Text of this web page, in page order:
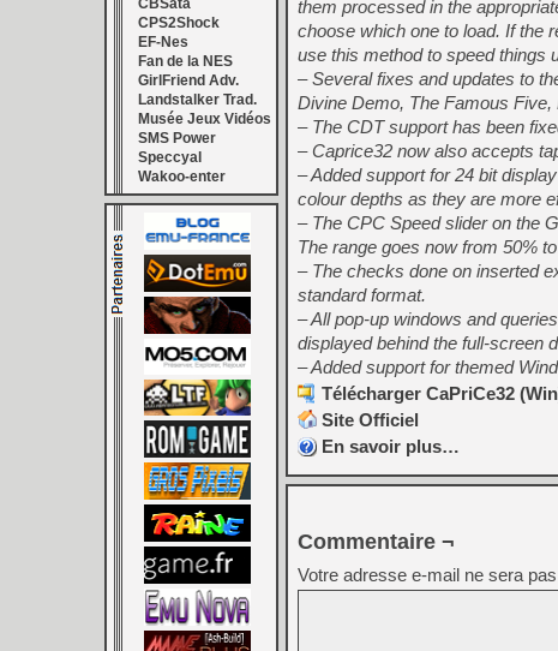
CBSata
CPS2Shock
EF-Nes
Fan de la NES
GirlFriend Adv.
Landstalker Trad.
Musée Jeux Vidéos
SMS Power
Speccyal
Wakoo-enter
them processed in the
choose which one to load. If the
use this method to speed things
– Several fixes and updates to
Divine Demo, The Famous
– The CDT support has been
– Caprice32 now also accepts
– Added support for 24 bit
colour depths as they are more
– The CPC Speed slider on the
The range goes now from 50%
– The checks done on inserted
standard format.
– All pop-up windows and
displayed behind the full-screen
– Added support for themed
Télécharger CaPriCe32
Site Officiel
En savoir plus…
Commentaire ¬
Votre adresse e-mail ne sera